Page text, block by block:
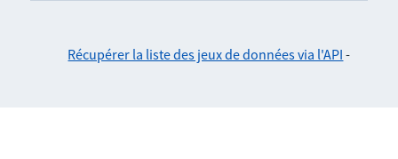
Récupérer la liste des jeux de données via l'API -